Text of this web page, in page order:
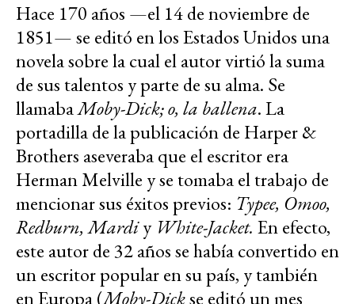
Hace 170 años —el 14 de noviembre de
1851— se editó en los Estados Unidos una
novela sobre la cual el autor virtió la suma
de sus talentos y parte de su alma. Se
llamabaMoby-Dick; o, la ballena. La
portadilla de la publicación de Harper &
Brothers aseveraba que el escritor era
Herman Melville y se tomaba el trabajo de
mencionar sus éxitos previos: Typee, Omoo,
Redburn, Mardiy White-Jacket. En efecto,
este autor de 32 años se había convertido en
un escritor popular en su país, y también
en Europa (Moby-Dickse editó un mes